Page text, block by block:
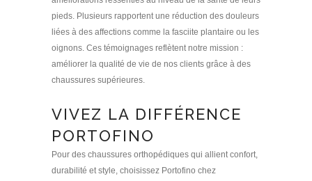
pieds. Plusieurs rapportent une réduction des douleurs
liées à des affections comme la fasciite plantaire ou les
oignons. Ces témoignages reflètent notre mission :
améliorer la qualité de vie de nos clients grâce à des
chaussures supérieures.
VIVEZ LA DIFFÉRENCE
PORTOFINO
Pour des chaussures orthopédiques qui allient confort,
durabilité et style, choisissez Portofino chez